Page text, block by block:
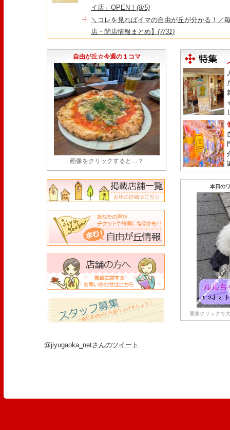
イ店」OPEN！ (8/5)
＼コレを見ればイマの自由が丘が分かる！／
店・閉店情報まとめ】 (7/31)
永久パス配布も！
自由が丘☆今週の１コマ
画像をクリックすると…？
本日の
画像クリックで
@jiyugaoka_netさんのツイート